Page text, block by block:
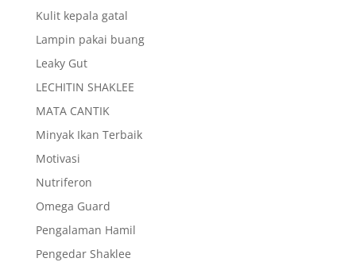
Kulit kepala gatal
Lampin pakai buang
Leaky Gut
LECHITIN SHAKLEE
MATA CANTIK
Minyak Ikan Terbaik
Motivasi
Nutriferon
Omega Guard
Pengalaman Hamil
Pengedar Shaklee